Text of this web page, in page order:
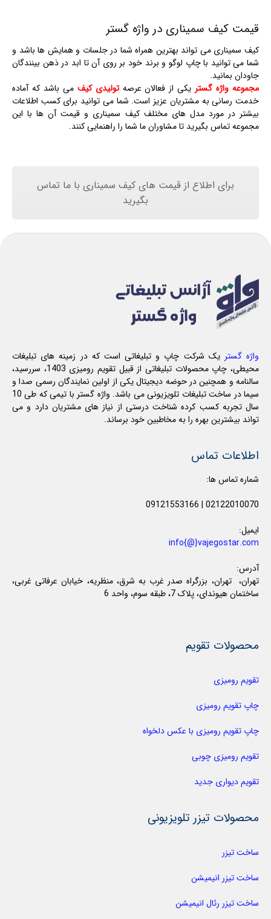
قیمت کیف سمیناری در واژه گستر
کیف سمیناری می تواند بهترین همراه شما در جلسات و همایش ها باشد و
شما می توانید با چاپ لوگو و برند خود بر روی آن تا ابد در ذهن بینندگان
جاودان بمانید.
مجموعه واژه گستر یکی از فعالان عرصهتولیدی کیف می باشد که آماده
خدمت رسانی به مشتریان عزیز است. شما می توانید برای کسب اطلاعات
بیشتر در مورد مدل های مختلف کیف سمیناری و قیمت آن ها با این
مجموعه تماس بگیرید تا مشاوران ما شما را راهنمایی کنند.
برای اطلاع از قیمت های کیف سمیناری با ما تماس
بگیرید
واژه گستر یک شرکت چاپ و تبلیغاتی است که در زمینه های تبلیغات
محیطی، چاپ محصولات تبلیغاتی از قبیل تقویم رومیزی 1403، سررسید،
سالنامه و همچنین در حوضه دیجیتال یکی از اولین نمایندگان رسمی صدا و
سیما در ساخت تبلیغات تلویزیونی می باشد. واژه گستر با تیمی که طی 10
سال تجربه کسب کرده شناخت درستی از نیاز های مشتریان دارد و می
تواند بیشترین بهره را به مخاطبین خود برساند.
اطلاعات تماس
شماره تماس ها:
02122010070
|
09121553166
ایمیل:
info{@}vajegostar.com
آدرس:
تهران، تهران، بزرگراه صدر غرب به شرق، منظریه، خیابان عرفاتی غربی،
ساختمان هیوندای، پلاک 7، طبقه سوم، واحد 6
محصولات تقویم
تقویم رومیزی
چاپ تقویم رومیزی
چاپ تقویم رومیزی با عکس دلخواه
تقویم رومیزی چوبی
تقویم دیواری جدید
محصولات تیزر تلویزیونی
ساخت تیزر
ساخت تیزر انیمیشن
ساخت تیزر رئال انیمیشن